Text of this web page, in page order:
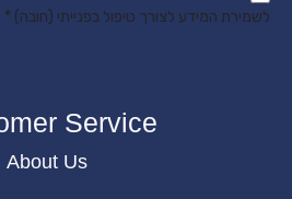
לשמירת המידע לצורך טיפול בפנייתי (חובה) *
Service
About Us